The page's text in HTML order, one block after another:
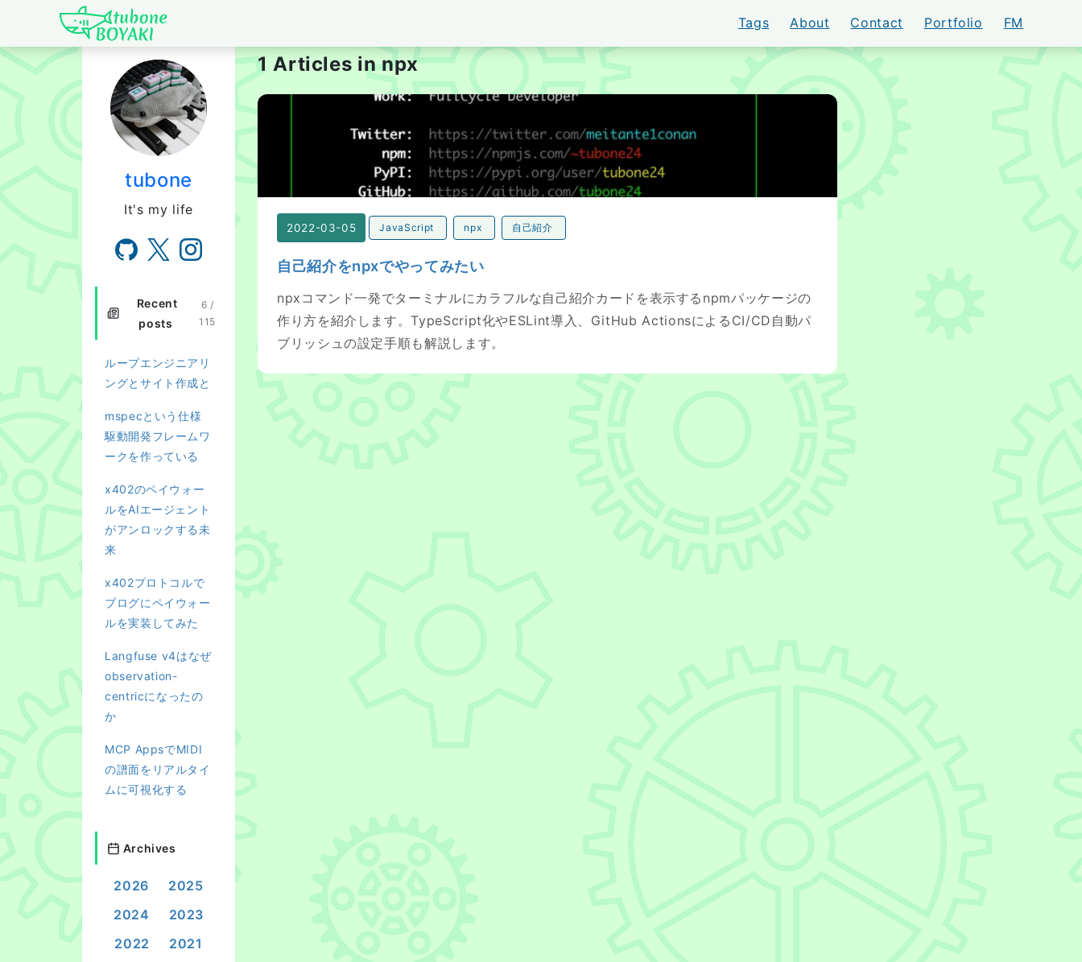
Japanese IT Developer's Blog tubone BOYAKI
Tags About Contact Portfolio FM
tubone
It's my life
Recent
posts
6 /
115
ループエンジニアリ
ングとサイト作成と
mspecという仕様
駆動開発フレームワ
ークを作っている
x402のペイウォー
ルをAIエージェント
がアンロックする未
来
x402プロトコルで
ブログにペイウォー
ルを実装してみた
Langfuse v4はなぜ
observation-
centricになったの
か
MCP AppsでMIDI
の譜面をリアルタイ
ムに可視化する
Archives
2026
2025
2024
2023
2022
2021
1 Articles in npx
自己紹介をnpxでやってみたい
2022-03-05 JavaScript npx 自己紹介
自己紹介をnpxでやってみたい
npxコマンド一発でターミナルにカラフルな自己紹介カードを表示するnpmパッケージの
作り方を紹介します。TypeScript化やESLint導入、GitHub ActionsによるCI/CD自動パ
ブリッシュの設定手順も解説します。